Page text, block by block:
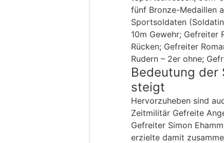
fünf Bronze-Medaillen
Sportsoldaten
10m Gewehr; Gefreiter
Rücken; Gefreiter
Rudern – 2er ohne;
Bedeutung der
steigt
Hervorzuheben sind
Zeitmilitär Gefreite
Gefreiter Simon
erzielte damit